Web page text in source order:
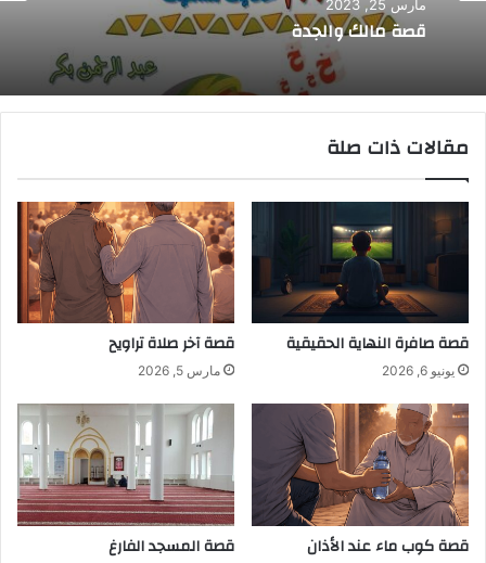
قصة مالك والجدة
مقالات ذات صلة
قصة صافرة النهاية الحقيقية
يونيو 6, 2026
قصة آخر صلاة تراويح
مارس 5, 2026
قصة كوب ماء عند الأذان قصة المسجد الفارغ